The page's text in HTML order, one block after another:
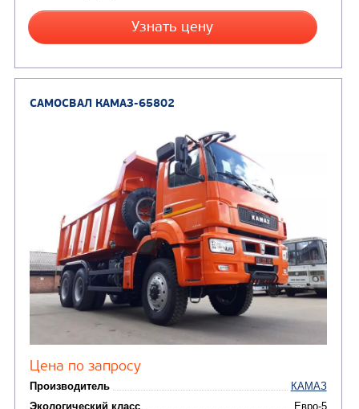
Цена по запросу
Производитель
Вместимость кузова, м3
Направление разгрузки
Колесная формула
Узнать цену
САМОСВАЛ КАМАЗ-6580